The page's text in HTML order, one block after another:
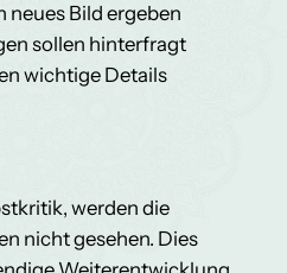
neues Bild ergeben
sollen hinterfragt
wichtige Details
werden die
nicht gesehen. Dies